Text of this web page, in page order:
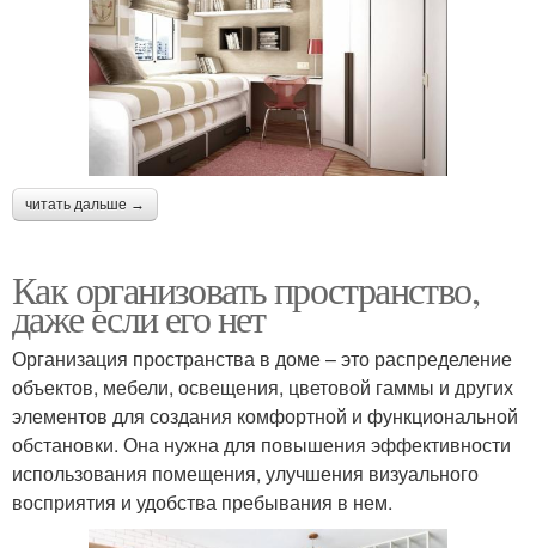
читать дальше →
Как организовать пространство,
даже если его нет
Организация пространства в доме – это распределение
объектов, мебели, освещения, цветовой гаммы и других
элементов для создания комфортной и функциональной
обстановки. Она нужна для повышения эффективности
использования помещения, улучшения визуального
восприятия и удобства пребывания в нем.